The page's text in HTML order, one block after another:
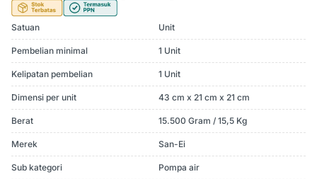
Satuan Unit
Pembelian minimal 1 Unit
Kelipatan pembelian 1 Unit
Dimensi per unit 43 cm x 21 cm x 21 cm
Berat 15.500 Gram / 15,5 Kg
Merek San-Ei
Sub kategori
Pompa air